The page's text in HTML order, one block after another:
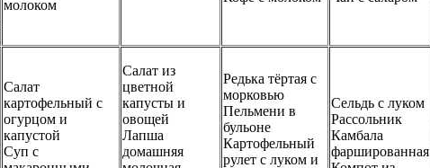
молоком
Салат
картофельный с
огурцом и
капустой
Суп с
Салат из
цветной
капусты и
овощей
Лапша
домашняя
Редька тёртая с
морковью
Пельмени в
бульоне
Картофельный
рулет с луком и
Сельдь с луком
Рассольник
Камбала
фаршированная